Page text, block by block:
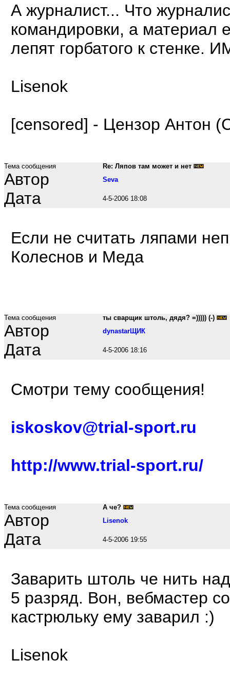
А журналист... Что
командировки, а материал
лепят горбатого к стенке.
Lisenok
[censored] - Цензор Антон
Тема сообщения Re: Ляпов там может и нет
Автор Seva
Дата 4-5-2006 18:08
Если не считать ляпами
Колеснов и Меда
Тема сообщения ты сварщик штоль, дядя? =))))) (-)
Автор dynastarЩИК
Дата 4-5-2006 18:16
Смотри тему сообщения!
iskoskov@trial-sport.ru
http://www.trial-sport.ru/
Тема сообщения А че?
Автор Lisenok
Дата 4-5-2006 19:55
Заварить штоль че нить
5 разряд. Вон, вебмастер
кастрюльку ему заварил :)
Lisenok